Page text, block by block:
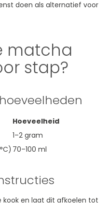
doen als alternatief voor
matcha
stap?
Hoeveelheid
1–2 gram
70–100 ml
kook en laat dit afkoelen tot